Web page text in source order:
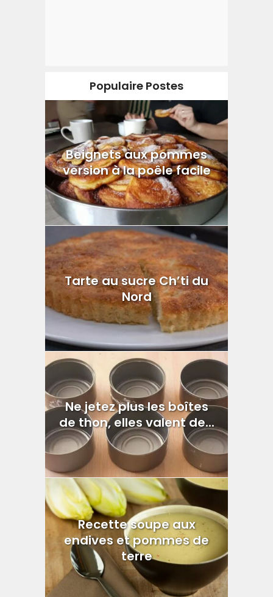
Populaire Postes
Beignets aux pommes
version à la poêle facile
Tarte au sucre Ch’ti du
Nord
Ne jetez plus les boîtes
de thon, elles valent de...
Recette soupe aux
endives et pommes de
terre